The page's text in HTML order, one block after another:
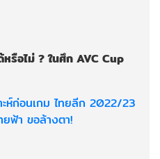
หรือไม่ ? ในศึก AVC Cup